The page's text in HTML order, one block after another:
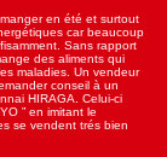
en été et surtout
car beaucoup
Sans rapport
des aliments qui
maladies. Un vendeur
conseil à un
HIRAGA. Celui-ci
” en imitant le
se vendent trés bien